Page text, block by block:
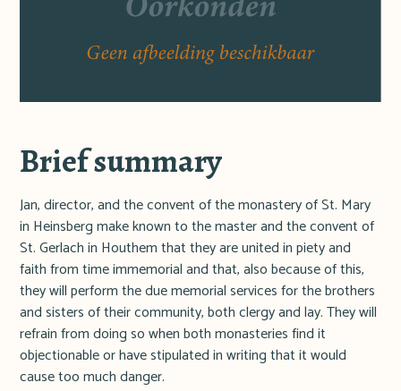
Brief summary
Jan, director, and the convent of the monastery of St. Mary
in Heinsberg make known to the master and the convent of
St. Gerlach in Houthem that they are united in piety and
faith from time immemorial and that, also because of this,
they will perform the due memorial services for the brothers
and sisters of their community, both clergy and lay. They will
refrain from doing so when both monasteries find it
objectionable or have stipulated in writing that it would
cause too much danger.